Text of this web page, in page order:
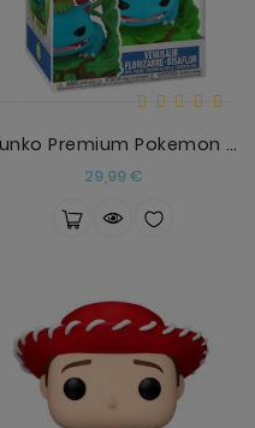
Funko Premium Pokemon Venusaur Florizarre Bisaflor
29,99 €Precio